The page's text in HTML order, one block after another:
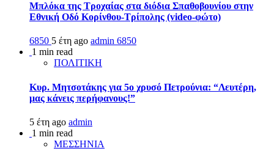
Μπλόκα της Τροχαίας στα διόδια Σπαθοβουνίου στην
Εθνική Οδό Κορίνθου-Τρίπολης (video-φώτο)
6850 5 έτη ago admin 6850
1 min read
ΠΟΛΙΤΙΚΗ
Κυρ. Μητσοτάκης για 5ο χρυσό Πετρούνια: “Λευτέρη,
μας κάνεις περήφανους!”
5 έτη ago admin
1 min read
ΜΕΣΣΗΝΙΑ